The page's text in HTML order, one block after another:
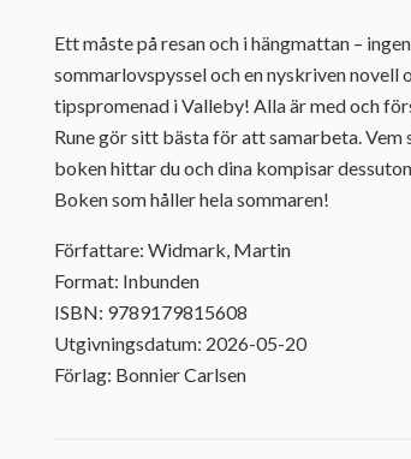
Ett måste på resan och i hängmattan –
sommarlovspyssel och en nyskriven
tipspromenad i Valleby! Alla är med och
Rune gör sitt bästa för att samarbeta. Vem
boken hittar du och dina kompisar
Boken som håller hela sommaren!
Författare: Widmark, Martin
Format: Inbunden
ISBN: 9789179815608
Utgivningsdatum: 2026-05-20
Förlag: Bonnier Carlsen